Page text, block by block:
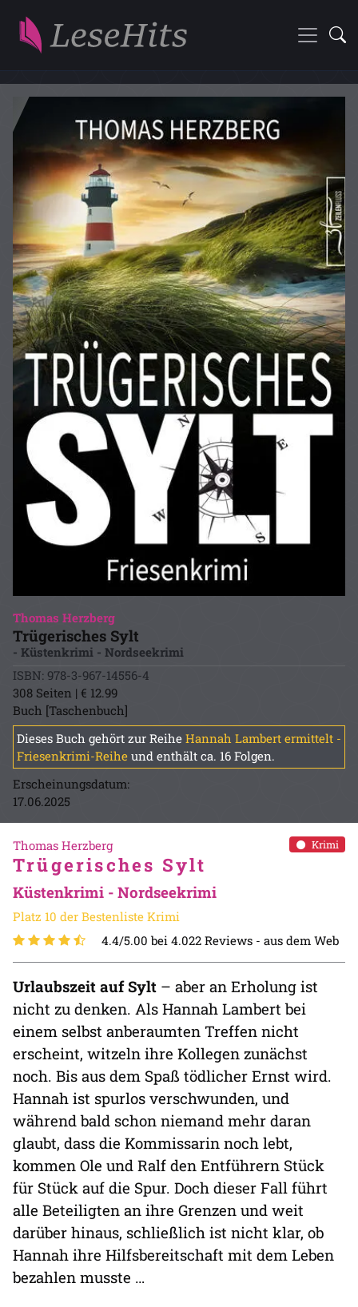
Thomas Herzberg
Trügerisches Sylt
- Küstenkrimi - Nordseekrimi
ISBN: 978-3-967-14556-4
308 Seiten | € 12.99
Buch [Taschenbuch]
Dieses Buch gehört zur Reihe Hannah Lambert ermittelt -
Friesenkrimi-Reihe und enthält ca. 16 Folgen.
Erscheinungsdatum:
17.06.2025
Krimi
Thomas Herzberg
Trügerisches Sylt
Küstenkrimi - Nordseekrimi
Platz 10 der Bestenliste Krimi
4.4/5.00 bei 4.022 Reviews - aus dem Web
Urlaubszeit auf Sylt – aber an Erholung ist
nicht zu denken. Als Hannah Lambert bei
einem selbst anberaumten Treffen nicht
erscheint, witzeln ihre Kollegen zunächst
noch. Bis aus dem Spaß tödlicher Ernst wird.
Hannah ist spurlos verschwunden, und
während bald schon niemand mehr daran
glaubt, dass die Kommissarin noch lebt,
kommen Ole und Ralf den Entführern Stück
für Stück auf die Spur. Doch dieser Fall führt
alle Beteiligten an ihre Grenzen und weit
darüber hinaus, schließlich ist nicht klar, ob
Hannah ihre Hilfsbereitschaft mit dem Leben
bezahlen musste …